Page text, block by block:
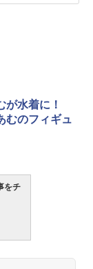
が水着に！
むのフィギュ
をチ